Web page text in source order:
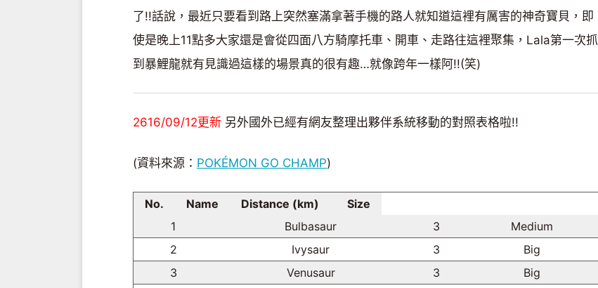
了!!話說，最近只要看到路上突然塞滿拿著手機的路人就知道這裡有厲害的神奇寶貝，即
使是晚上11點多大家還是會從四面八方騎摩托車、開車、走路往這裡聚集，Lala第一次抓
到暴鯉龍就有見識過這樣的場景真的很有趣…就像跨年一樣阿!!(笑)
2616/09/12更新 另外國外已經有網友整理出夥伴系統移動的對照表格啦!!
(資料來源： POKÉMON GO CHAMP)
No. Name Distance (km)
Size
1
Bulbasaur 3
Medium
2
Ivysaur 3
Big
3
Venusaur 3
Big